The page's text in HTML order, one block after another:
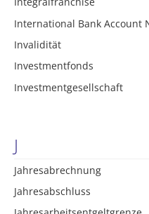
International Bank Account
Invalidität
Investmentfonds
Investmentgesellschaft
J
Jahresabrechnung
Jahresabschluss